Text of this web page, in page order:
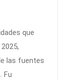
que
las fuentes
Fu